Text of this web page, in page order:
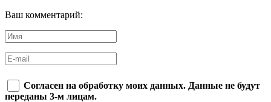
Ваш комментарий:
Согласен на обработку моих данных. Данные не будут
переданы 3-м лицам.